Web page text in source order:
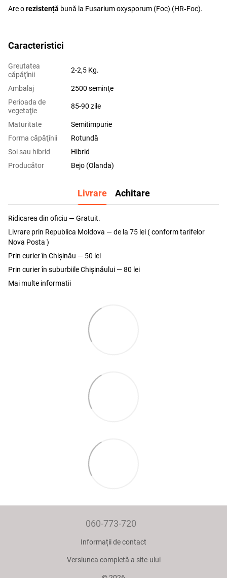
Are orezistență bună la Fusarium oxysporum (Foc) (HR‑Foc).
Caracteristici
Greutatea
сăpăţînii
2-2,5 Kg.
Ambalaj
2500 seminţe
Perioada de
vegetaţie
85-90 zile
Maturitate
Semitimpurie
Forma căpăţînii
Rotundă
Soi sau hibrid
Hibrid
Producător
Bejo (Olanda)
Livrare Achitare
Ridicarea din oficiu — Gratuit.
Livrare prin Republica Moldova — de la 75 lei ( conform tarifelor
Nova Posta )
Prin curier în Chișinău — 50 lei
Prin curier în suburbiile Chişinăului — 80 lei
Mai multe informatii
060-773-720
Informații de contact
Versiunea completă a site-ului